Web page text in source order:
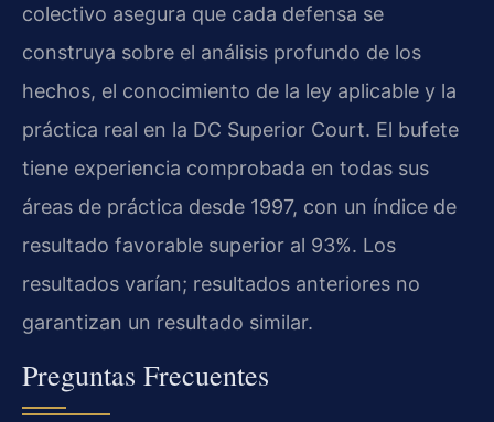
colectivo asegura que cada defensa se
construya sobre el análisis profundo de los
hechos, el conocimiento de la ley aplicable y la
práctica real en la DC Superior Court. El bufete
tiene experiencia comprobada en todas sus
áreas de práctica desde 1997, con un índice de
resultado favorable superior al 93%. Los
resultados varían; resultados anteriores no
garantizan un resultado similar.
Preguntas Frecuentes